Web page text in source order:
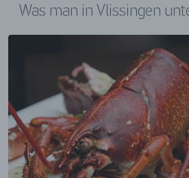
Was man in Vlissingen